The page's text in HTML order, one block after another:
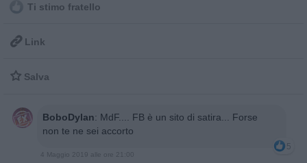
Ti stimo fratello
 Link
 Salva
BoboDylan: MdF.... FB è un sito di satira... Forse
non te ne sei accorto
5
4 Maggio 2019 alle ore 21:00